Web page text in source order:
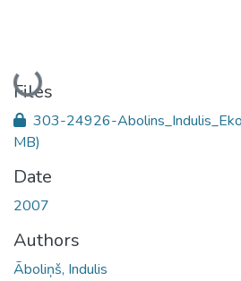
Loading...
Files
303-24926-
MB)
Date
2007
Authors
Āboliņš, Indulis